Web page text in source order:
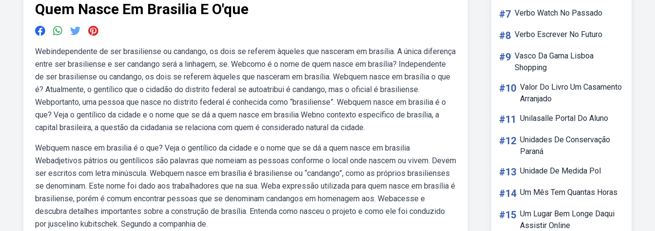
Quem Nasce Em Brasilia E O'que
Webindependente de ser brasiliense ou candango, os dois se referem àqueles que nasceram em brasília. A única diferença
entre ser brasiliense e ser candango será a linhagem, se. Webcomo é o nome de quem nasce em brasília? Independente
de ser brasiliense ou candango, os dois se referem àqueles que nasceram em brasília. Webquem nasce em brasília o que
é? Atualmente, o gentílico que o cidadão do distrito federal se autoatribui é candango, mas o oficial é brasiliense.
Webportanto, uma pessoa que nasce no distrito federal é conhecida como “brasiliense”. Webquem nasce em brasilia é o
que? Veja o gentílico da cidade e o nome que se dá a quem nasce em brasilia Webno contexto específico de brasília, a
capital brasileira, a questão da cidadania se relaciona com quem é considerado natural da cidade.
Webquem nasce em brasilia é o que? Veja o gentílico da cidade e o nome que se dá a quem nasce em brasilia
Webadjetivos pátrios ou gentílicos são palavras que nomeiam as pessoas conforme o local onde nascem ou vivem. Devem
ser escritos com letra minúscula. Webquem nasce em brasília é brasiliense ou “candango”, como as próprios brasilienses
se denominam. Este nome foi dado aos trabalhadores que na sua. Weba expressão utilizada para quem nasce em brasília é
brasiliense, porém é comum encontrar pessoas que se denominam candangos em homenagem aos. Webacesse e
descubra detalhes importantes sobre a construção de brasília. Entenda como nasceu o projeto e como ele foi conduzido
por juscelino kubitschek. Segundo a companhia de.
#7 Verbo Watch No Passado
#8 Verbo Escrever No Futuro
#9 Vasco Da Gama Lisboa
Shopping
#10 Valor Do Livro Um Casamento
Arranjado
#11 Unilasalle Portal Do Aluno
#12 Unidades De Conservação
Paraná
#13 Unidade De Medida Pol
#14 Um Mês Tem Quantas Horas
#15 Um Lugar Bem Longe Daqui
Assistir Online